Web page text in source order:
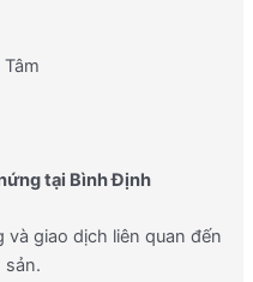
tại Bình Định
giao dịch liên quan đến
sản.